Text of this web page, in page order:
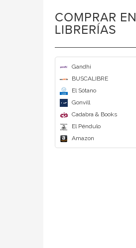
COMPRAR EN
LIBRERÍAS
Gandhi
BUSCALIBRE
El Sótano
Gonvill
Cadabra & Books
El Péndulo
Amazon